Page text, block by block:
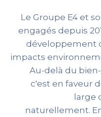
Le Groupe E4 et
engagés depuis
développement
impacts
Au-delà du
c'est en faveur
large
naturellement.